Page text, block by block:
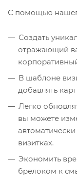
С помощью
Создать
отражающий
В шаблоне
добавлять
Легко
вы можете
визитках.
Экономить
брелоком к